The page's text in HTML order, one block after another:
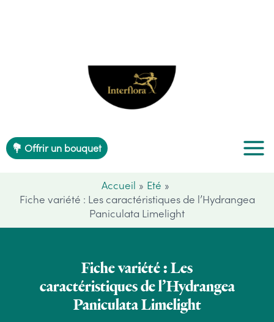
💐 Offrir un bouquet
Accueil
Eté
Fiche variété : Les caractéristiques de l’Hydrangea
Paniculata Limelight
Fiche variété : Les
caractéristiques de l’Hydrangea
Paniculata Limelight